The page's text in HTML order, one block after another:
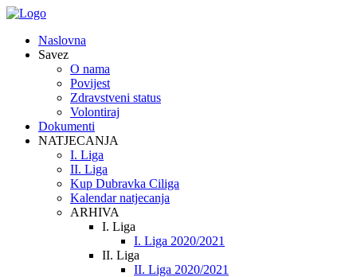
Naslovna
Savez
O nama
Povijest
Zdravstveni status
Volontiraj
Dokumenti
NATJECANJA
I. Liga
II. Liga
Kup Dubravka Ciliga
Kalendar natjecanja
ARHIVA
I. Liga
I. Liga 2020/2021
II. Liga
II. Liga 2020/2021